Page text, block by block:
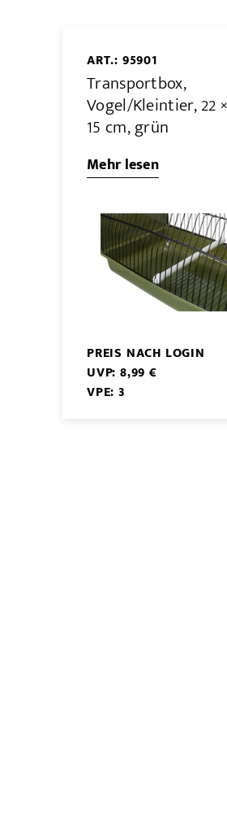
ART.: 95901
Transportbox,
Vogel/Kleintier, 22
15 cm, grün
Mehr lesen
PREIS NACH LOGIN
UVP: 8,99 €
VPE: 3